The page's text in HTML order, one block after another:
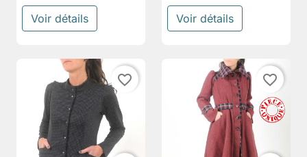
Voir détails Voir détails
favorite_border favorite_border